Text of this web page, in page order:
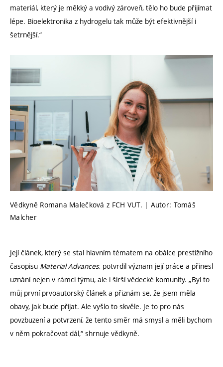
materiál, který je měkký a vodivý zároveň, tělo ho bude přijímat
lépe. Bioelektronika z hydrogelu tak může být efektivnější i
šetrnější.“
Vědkyně Romana Malečková z FCH VUT. | Autor: Tomáš
Malcher
Její článek, který se stal hlavním tématem na obálce prestižního
časopisu Material Advances, potvrdil význam její práce a přinesl
uznání nejen v rámci týmu, ale i širší vědecké komunity. „Byl to
můj první prvoautorský článek a přiznám se, že jsem měla
obavy, jak bude přijat. Ale vyšlo to skvěle. Je to pro nás
povzbuzení a potvrzení, že tento směr má smysl a měli bychom
v něm pokračovat dál,“ shrnuje vědkyně.